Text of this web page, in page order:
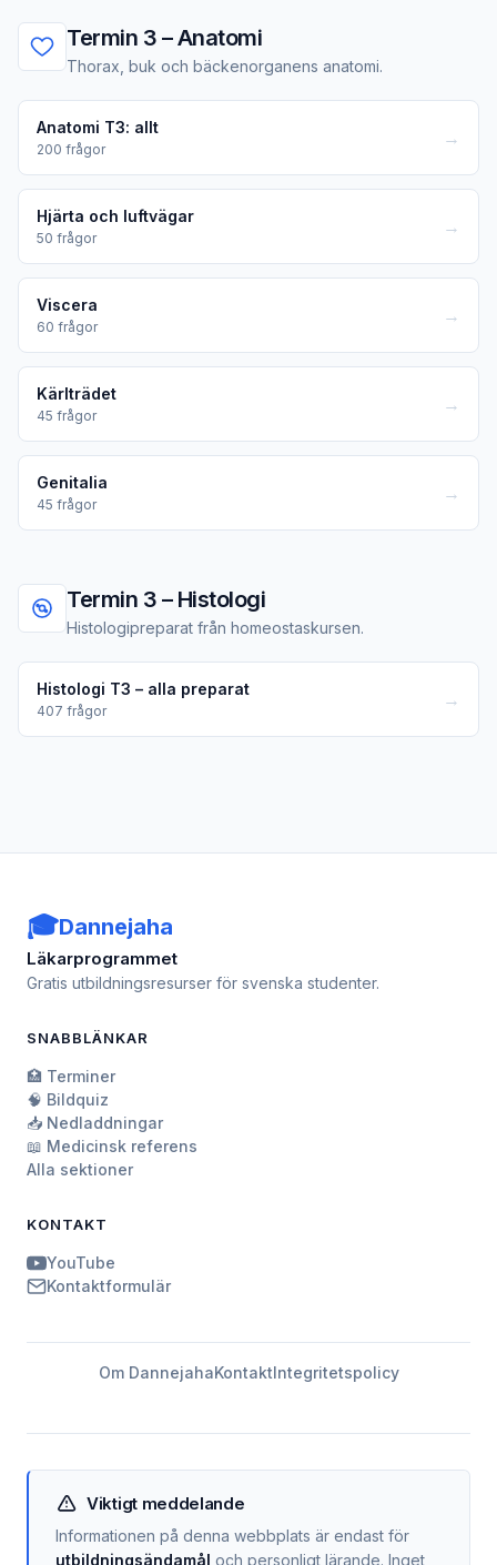
Termin 3 – Anatomi
Thorax, buk och bäckenorganens anatomi.
Anatomi T3: allt
200 frågor
→
Hjärta och luftvägar
50 frågor
→
Viscera
60 frågor
→
Kärlträdet
45 frågor
→
Genitalia
45 frågor
→
Termin 3 – Histologi
Histologipreparat från homeostaskursen.
Histologi T3 – alla preparat
407 frågor
→
🎓Dannejaha
Läkarprogrammet
Gratis utbildningsresurser för svenska studenter.
SNABBLÄNKAR
🏥 Terminer
🧠 Bildquiz
📥 Nedladdningar
📖 Medicinsk referens
Alla sektioner
KONTAKT
YouTube
Kontaktformulär
Om DannejahaKontaktIntegritetspolicy
Viktigt meddelande
Informationen på denna webbplats är endast för
utbildningsändamål och personligt lärande. Inget